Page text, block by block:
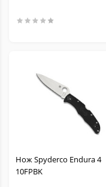
Нож Spyderco Endura 4
10FPBK